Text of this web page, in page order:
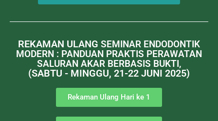
REKAMAN ULANG SEMINAR ENDODONTIK
MODERN : PANDUAN PRAKTIS PERAWATAN
SALURAN AKAR BERBASIS BUKTI,
(SABTU - MINGGU, 21-22 JUNI 2025)
Rekaman Ulang Hari ke 1